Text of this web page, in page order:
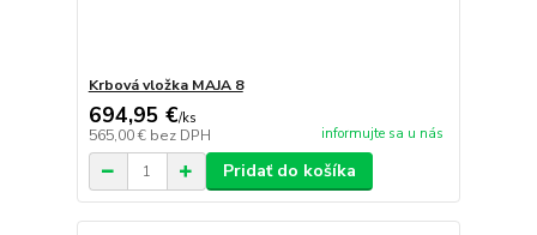
Krbová vložka MAJA 8
694,95 €/ks
565,00 € bez DPH informujte sa u nás
Pridať do košíka